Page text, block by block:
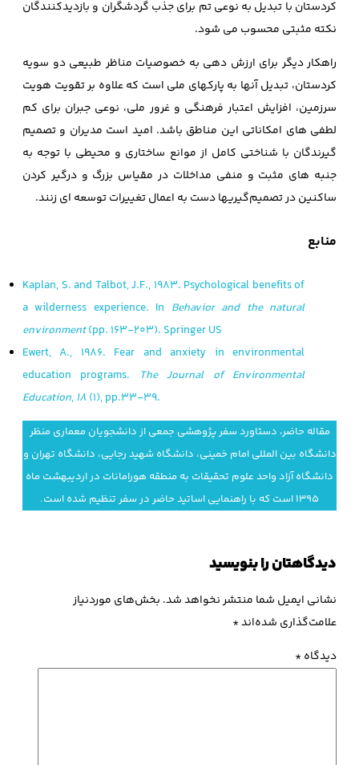
کردستان با تبدیل به نوعی تم برای جذب گردشگران و بازدیدکنندگان
نکته مثبتی محسوب می شود.
راهکار دیگر برای ارزش‌ دهی به خصوصیات مناظر طبیعی دو سویه
کردستان، تبدیل آنها به پارکهای ملی است که علاوه بر تقویت هویت
سرزمین، افزایش اعتبار فرهنگی و غرور ملی، نوعی جبران برای کم
لطفی‌ های امکاناتی این مناطق باشد. امید است مدیران و تصمیم‌
گیرندگان با شناختی کامل از موانع ساختاری و محیطی با توجه به
جنبه‌ های مثبت و منفی مداخلات در مقیاس بزرگ و درگیر کردن
ساکنین در تصمیم‌گیریها دست به اعمال تغییرات توسعه‌ ای زنند.
منابع
Kaplan, S. and Talbot, J.F., 1983. Psychological benefits of
a wilderness experience. In Behavior and the natural
environment(pp. 163-203). Springer US
Ewert, A., 1986. Fear and anxiety in environmental
education programs. The Journal of Environmental
Education,18 (1), pp.33-39.
مقاله­ حاضر، دستاورد سفر پژوهشی جمعی از دانشجویان معماری منظر
دانشگاه بین المللی امام خمینی، دانشگاه شهید رجایی، دانشگاه تهران و
دانشگاه آزاد واحد علوم تحقیقات به منطقه هورامانات در اردیبهشت ماه
۱۳۹۵ است که با راهنمایی اساتید حاضر در سفر تنظیم شده است.
دیدگاهتان را بنویسید
نشانی ایمیل شما منتشر نخواهد شد. بخش‌های موردنیاز
علامت‌گذاری شده‌اند*
دیدگاه*